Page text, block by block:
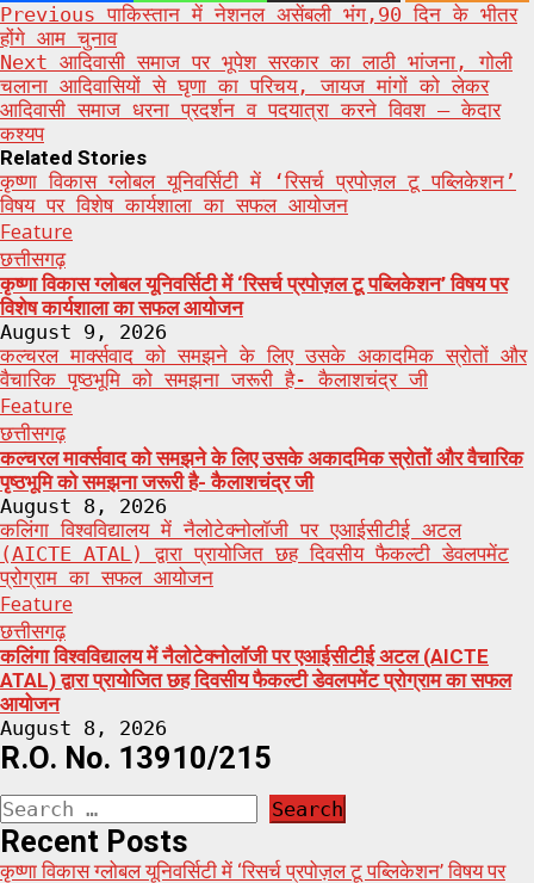
Post
navigation
Previous पाकिस्तान में नेशनल असेंबली भंग,90 दिन के भीतर
होंगे आम चुनाव
Next आदिवासी समाज पर भूपेश सरकार का लाठी भांजना, गोली
चलाना आदिवासियों से घृणा का परिचय, जायज मांगों को लेकर
आदिवासी समाज धरना प्रदर्शन व पदयात्रा करने विवश – केदार
कश्यप
Related Stories
कृष्णा विकास ग्लोबल यूनिवर्सिटी में ‘रिसर्च प्रपोज़ल टू पब्लिकेशन’
विषय पर विशेष कार्यशाला का सफल आयोजन
Feature
छत्तीसगढ़
कृष्णा विकास ग्लोबल यूनिवर्सिटी में ‘रिसर्च प्रपोज़ल टू पब्लिकेशन’ विषय पर
विशेष कार्यशाला का सफल आयोजन
August 9, 2026
कल्चरल मार्क्सवाद को समझने के लिए उसके अकादमिक स्रोतों और
वैचारिक पृष्ठभूमि को समझना जरूरी है- कैलाशचंद्र जी
Feature
छत्तीसगढ़
कल्चरल मार्क्सवाद को समझने के लिए उसके अकादमिक स्रोतों और वैचारिक
पृष्ठभूमि को समझना जरूरी है- कैलाशचंद्र जी
August 8, 2026
कलिंगा विश्वविद्यालय में नैलोटेक्नोलॉजी पर एआईसीटीई अटल
(AICTE ATAL) द्वारा प्रायोजित छह दिवसीय फैकल्टी डेवलपमेंट
प्रोग्राम का सफल आयोजन
Feature
छत्तीसगढ़
कलिंगा विश्वविद्यालय में नैलोटेक्नोलॉजी पर एआईसीटीई अटल (AICTE
ATAL) द्वारा प्रायोजित छह दिवसीय फैकल्टी डेवलपमेंट प्रोग्राम का सफल
आयोजन
August 8, 2026
R.O. No. 13910/215
Search
for:
Recent Posts
कृष्णा विकास ग्लोबल यूनिवर्सिटी में ‘रिसर्च प्रपोज़ल टू पब्लिकेशन’ विषय पर